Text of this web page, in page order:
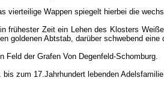
vierteilige Wappen spiegelt hierbei die
frühester Zeit ein Lehen des Klosters
goldenen Abtstab, darüber schwebend eine
Feld der Grafen Von Degenfeld-Schomburg.
zum 17.Jahrhundert lebenden